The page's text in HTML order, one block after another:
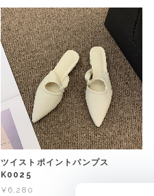
ツイストポイントパンプス
K0025
¥6,280